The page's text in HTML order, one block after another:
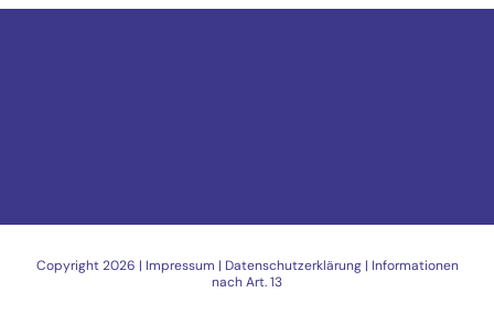
Copyright2026 | Impressum | Datenschutzerklärung| Informationen
nach Art. 13